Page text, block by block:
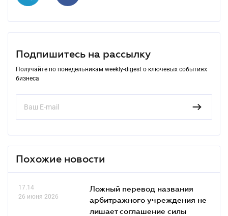
Подпишитесь на рассылку
Получайте по понедельникам weekly-digest о ключевых событиях
бизнеса
Похожие новости
17.14
26 июня 2026
Ложный перевод названия
арбитражного учреждения не
лишает соглашение силы